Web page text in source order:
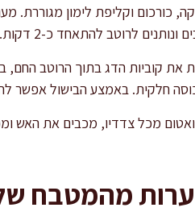
כורכום וקליפת לימון מגוררת.
לרוטב להתאחד כ-2 דקות.
חלקית. באמצע הבישול אפשר
מהמטבח